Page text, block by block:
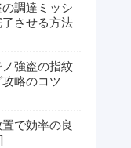
調達ミッシ
させる方法
強盗の指紋
略のコツ
で効率の良